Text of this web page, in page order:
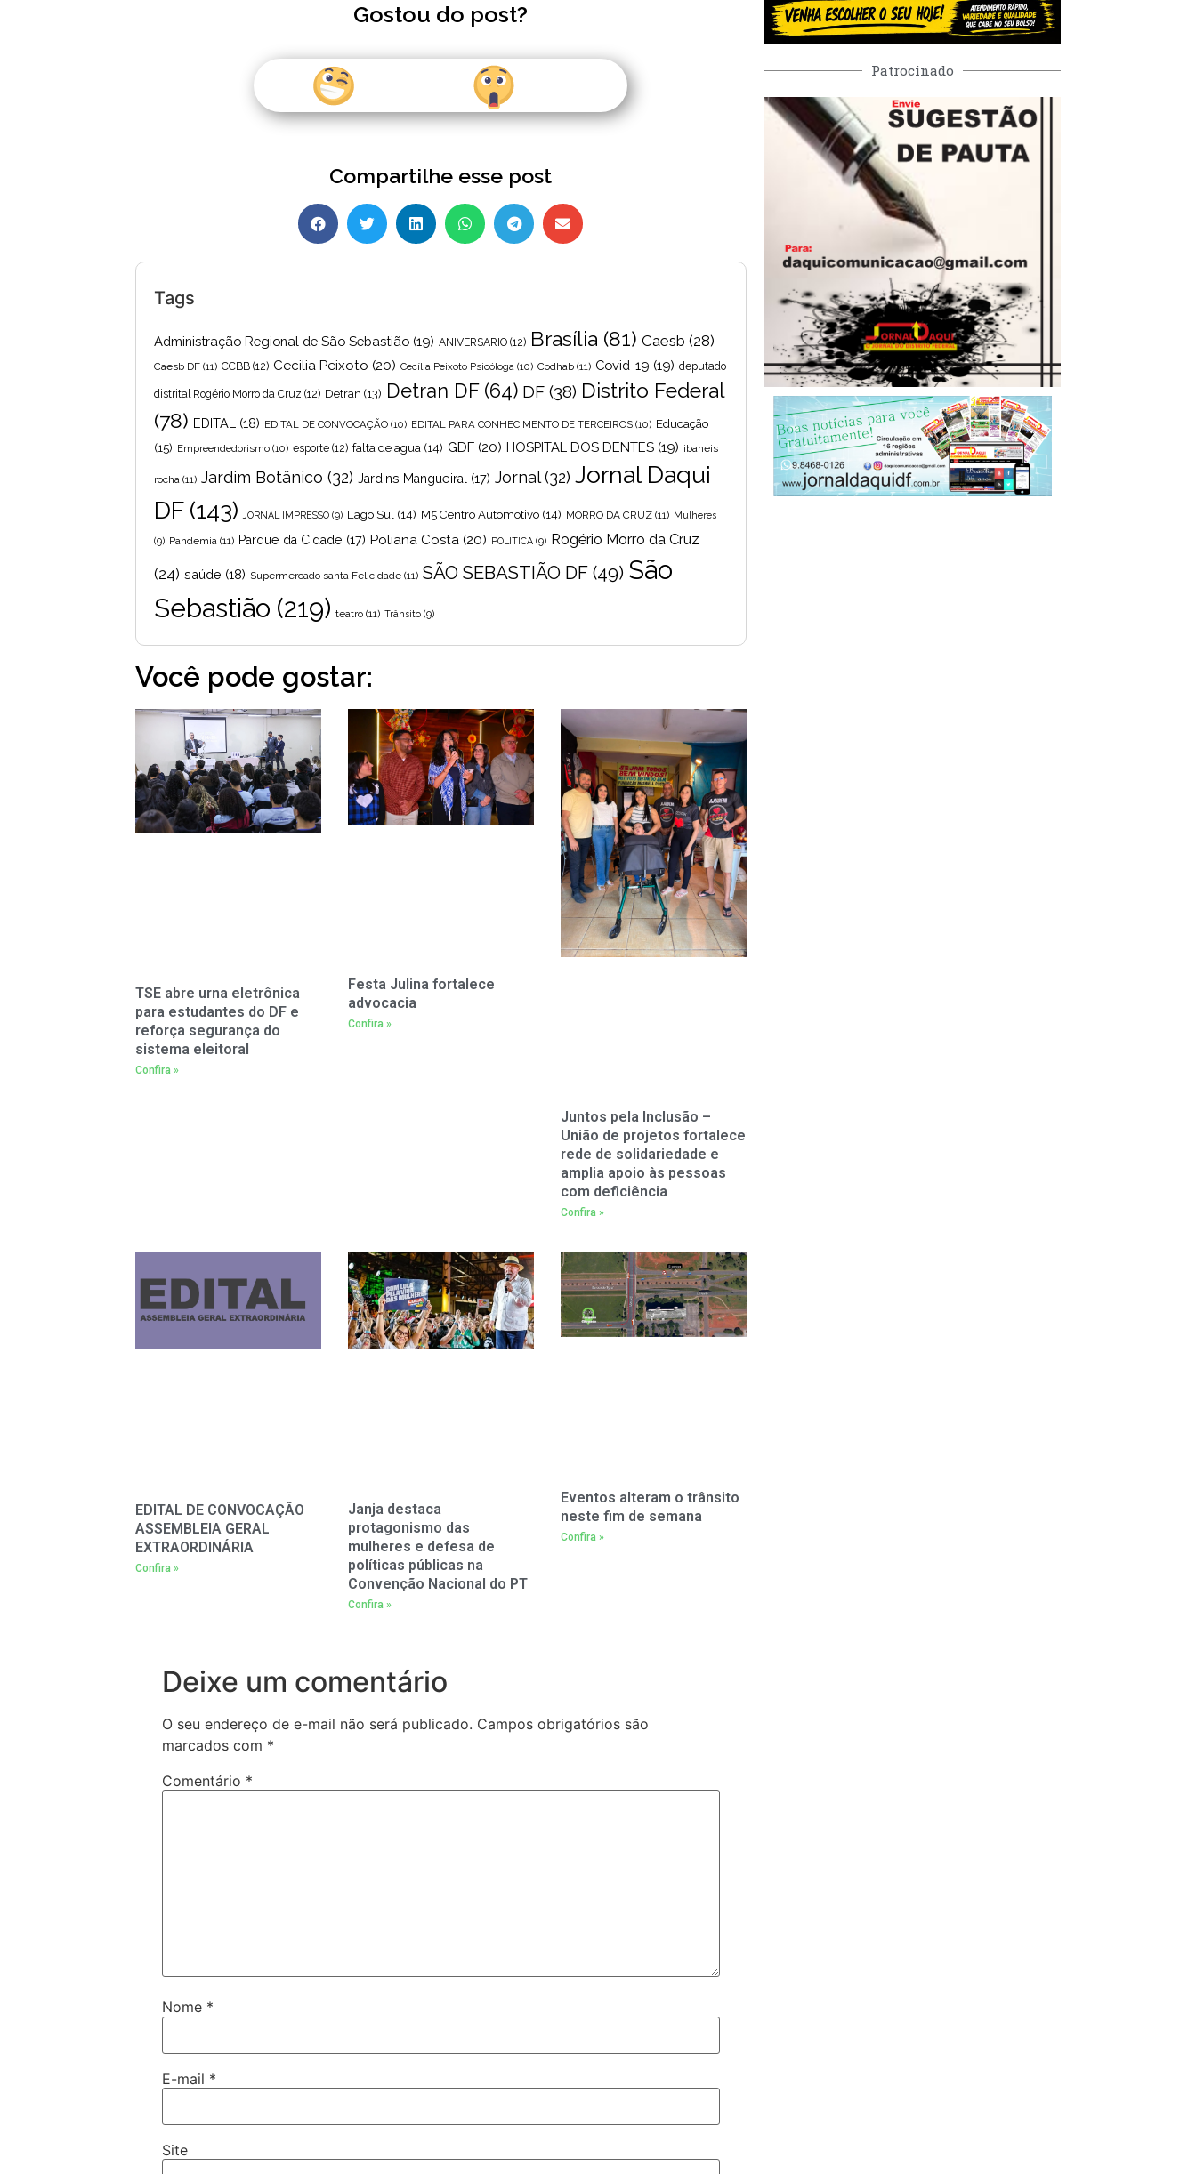
Gostou do post?
Compartilhe esse post
Tags
Administração Regional de São Sebastião (19) ANIVERSARIO (12) Brasília (81) Caesb (28)
Caesb DF (11) CCBB (12) Cecilia Peixoto (20) Cecília Peixoto Psicóloga (10) Codhab (11) Covid-19 (19) deputado
distrital Rogério Morro da Cruz (12) Detran (13) Detran DF(64) DF (38) Distrito Federal
(78) EDITAL (18) EDITAL DE CONVOCAÇÃO (10) EDITAL PARA CONHECIMENTO DE TERCEIROS (10) Educação
(15) Empreendedorismo (10) esporte (12) falta de agua (14) GDF (20) HOSPITAL DOS DENTES (19) ibaneis
rocha (11) Jardim Botânico (32) Jardins Mangueiral (17) Jornal(32) Jornal Daqui
DF(143) JORNAL IMPRESSO (9) Lago Sul (14) M5 Centro Automotivo (14) MORRO DA CRUZ (11) Mulheres
(9) Pandemia (11) Parque da Cidade (17) Poliana Costa (20) POLITICA (9) Rogério Morro da Cruz
(24) saúde (18) Supermercado santa Felicidade (11) SÃO SEBASTIÃO DF (49) São
Sebastião (219) teatro (11) Trânsito (9)
Você pode gostar:
TSE abre urna eletrônica
para estudantes do DF e
reforça segurança do
sistema eleitoral
Confira »
Festa Julina fortalece
advocacia
Confira »
Juntos pela Inclusão –
União de projetos fortalece
rede de solidariedade e
amplia apoio às pessoas
com deficiência
Confira »
EDITAL DE CONVOCAÇÃO
ASSEMBLEIA GERAL
EXTRAORDINÁRIA
Confira »
Janja destaca
protagonismo das
mulheres e defesa de
políticas públicas na
Convenção Nacional do PT
Confira »
Eventos alteram o trânsito
neste fim de semana
Confira »
Deixe um comentário
O seu endereço de e-mail não será publicado. Campos obrigatórios são
marcados com *
Comentário *
Nome *
E-mail *
Site
Patrocinado